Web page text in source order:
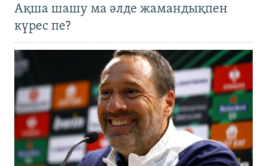
Ақша шашу ма әлде жамандықпен
күрес пе?